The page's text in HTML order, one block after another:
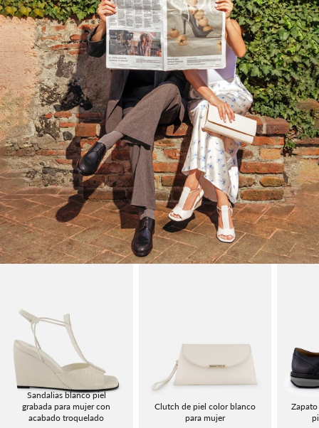
Sandalias blanco piel
grabada para mujer con
acabado troquelado
Clutch de piel color blanco
para mujer